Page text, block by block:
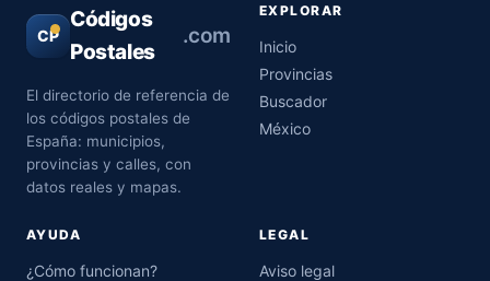
CP
Códigos
Postales
.com
El directorio de referencia de
los códigos postales de
España: municipios,
provincias y calles, con
datos reales y mapas.
EXPLORAR
Inicio
Provincias
Buscador
México
AYUDA
¿Cómo funcionan?
LEGAL
Aviso legal